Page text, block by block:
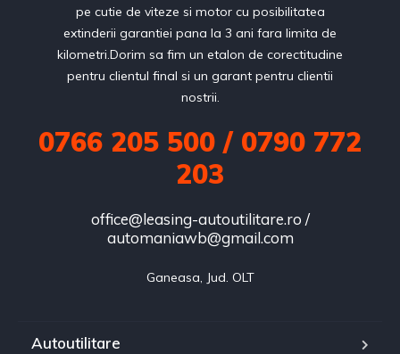
pe cutie de viteze si motor cu posibilitatea
extinderii garantiei pana la 3 ani fara limita de
kilometri.Dorim sa fim un etalon de corectitudine
pentru clientul final si un garant pentru clientii
nostrii.
0766 205 500 / 0790 772
203
office@leasing-autoutilitare.ro /
automaniawb@gmail.com
Ganeasa, Jud. OLT
Autoutilitare